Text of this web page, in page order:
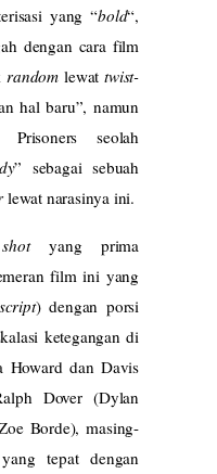
yang “bold“,
dengan cara film
random lewattwist-
hal baru”, namun
seolah
” sebagai sebuah
lewat narasinya ini.
shotyang prima
film ini yang
) dengan porsi
ketegangan di
dan Davis
Dover (Dylan
Borde), masing-
tepat dengan